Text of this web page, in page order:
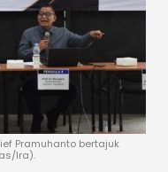
Pramuhanto bertajuk
Ira).